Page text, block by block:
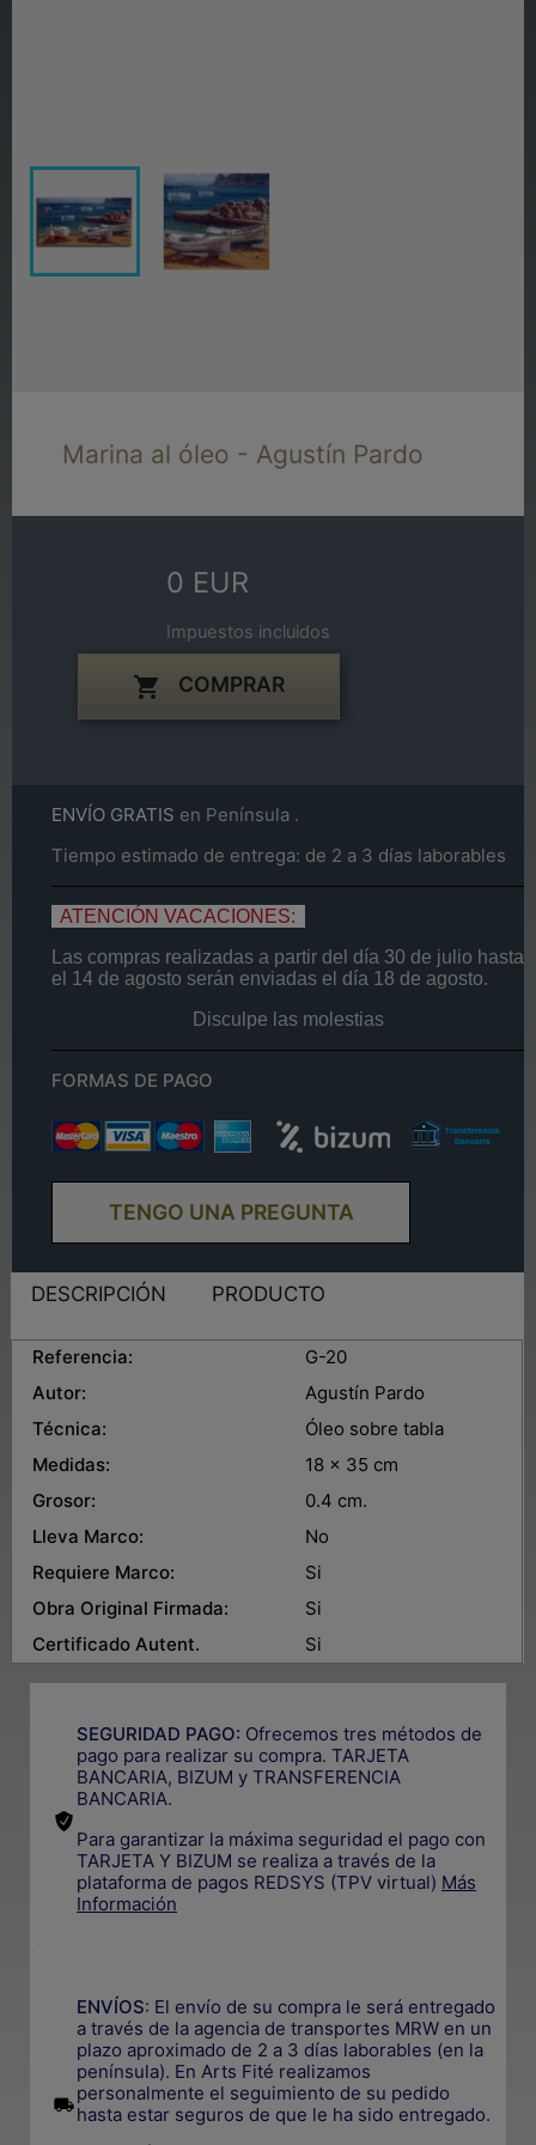
Marina al óleo - Agustín Pardo
0 EUR
Impuestos incluidos
 COMPRAR
ENVÍO GRATIS en Península .
Tiempo estimado de entrega: de 2 a 3 días laborables
ATENCIÓN VACACIONES:
Las compras realizadas a partir del día 30 de julio hasta
el 14 de agosto serán enviadas el día 18 de agosto.
Disculpe las molestias
FORMAS DE PAGO
TENGO UNA PREGUNTA
DESCRIPCIÓN PRODUCTO
Referencia:
G-20
Autor:
Agustín Pardo
Técnica:
Óleo sobre tabla
Medidas:
18 x 35 cm
Grosor:
0.4 cm.
Lleva Marco:
No
Requiere Marco:
Si
Obra Original Firmada:
Si
Certificado Autent.
Si
SEGURIDAD PAGO: Ofrecemos tres métodos de
pago para realizar su compra. TARJETA
BANCARIA, BIZUM y TRANSFERENCIA
BANCARIA.
Para garantizar la máxima seguridad el pago con
TARJETA Y BIZUM se realiza a través de la
plataforma de pagos REDSYS (TPV virtual) Más
Información
ENVÍOS: El envío de su compra le será entregado
a través de la agencia de transportes MRW en un
plazo aproximado de 2 a 3 días laborables (en la
península). En Arts Fité realizamos
personalmente el seguimiento de su pedido
hasta estar seguros de que le ha sido entregado.